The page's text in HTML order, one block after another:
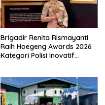
Brigadir Renita Rismayanti
Raih Hoegeng Awards 2026
Kategori Polisi Inovatif